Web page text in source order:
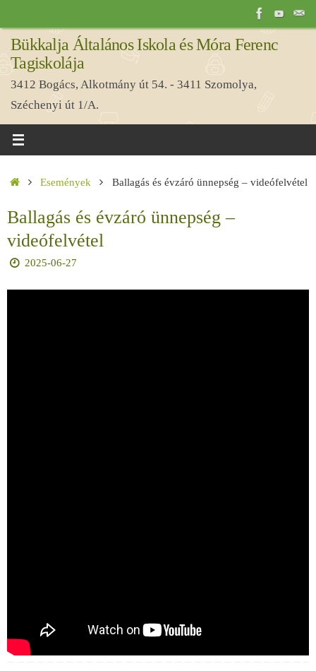
a
tartalomra
Bükkalja Általános Iskola és Móra Ferenc
Tagiskolája
3412 Bogács, Alkotmány út 54. - 3411 Szomolya,
Széchenyi út 1/A.
HomeEsemények Ballagás és évzáró ünnepség – videófelvétel
Ballagás és évzáró ünnepség –
videófelvétel
2025-06-27